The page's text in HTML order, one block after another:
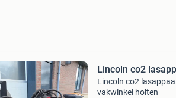
Lincoln co2
Lincoln co2
vakwinkel holten